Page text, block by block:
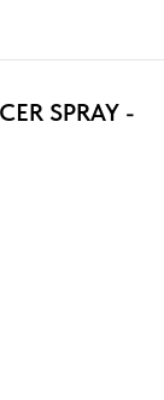
SPRAY -